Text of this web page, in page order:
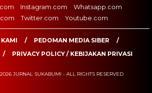
Instagram.com
Whatsapp.com
Twitter.com Youtube.com
PEDOMAN MEDIA SIBER
PRIVACY POLICY / KEBIJAKAN PRIVASI
JURNAL SUKABUMI - ALL RIGHTS RESERVED